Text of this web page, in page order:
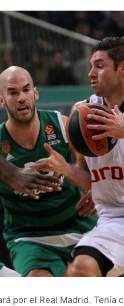
por el Real Madrid. Tenía